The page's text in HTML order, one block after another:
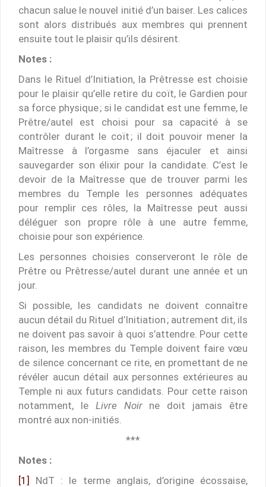
chacun salue le nouvel initié d’un baiser. Les calices
sont alors distribués aux membres qui prennent
ensuite tout le plaisir qu’ils désirent.
Notes :
Dans le Rituel d’Initiation, la Prêtresse est choisie
pour le plaisir qu’elle retire du coït, le Gardien pour
sa force physique ; si le candidat est une femme, le
Prêtre/autel est choisi pour sa capacité à se
contrôler durant le coït ; il doit pouvoir mener la
Maîtresse à l’orgasme sans éjaculer et ainsi
sauvegarder son élixir pour la candidate. C’est le
devoir de la Maîtresse que de trouver parmi les
membres du Temple les personnes adéquates
pour remplir ces rôles, la Maîtresse peut aussi
déléguer son propre rôle à une autre femme,
choisie pour son expérience.
Les personnes choisies conserveront le rôle de
Prêtre ou Prêtresse/autel durant une année et un
jour.
Si possible, les candidats ne doivent connaître
aucun détail du Rituel d’Initiation ; autrement dit, ils
ne doivent pas savoir à quoi s’attendre. Pour cette
raison, les membres du Temple doivent faire vœu
de silence concernant ce rite, en promettant de ne
révéler aucun détail aux personnes extérieures au
Temple ni aux futurs candidats. Pour cette raison
notamment, le Livre Noirne doit jamais être
montré aux non-initiés.
***
Notes :
[1]
NdT : le terme anglais, d’origine écossaise,